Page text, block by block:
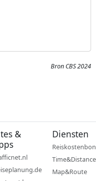
Bron CBS 2024
&
Diensten
Reiskostenbon
Time&Distance
Map&Route